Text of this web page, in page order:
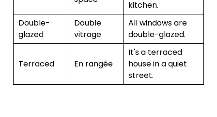
kitchen.
Double-
glazed
Double
vitrage
All windows are
double-glazed.
Terraced En rangée
It's a terraced
house in a quiet
street.